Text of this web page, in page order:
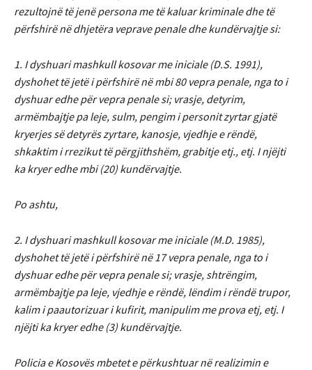
rezultojnë të jenë persona me të kaluar kriminale dhe të
përfshirë në dhjetëra veprave penale dhe kundërvajtje si:
1. I dyshuari mashkull kosovar me iniciale (D.S. 1991),
dyshohet të jetë i përfshirë në mbi 80 vepra penale, nga to i
dyshuar edhe për vepra penale si; vrasje, detyrim,
armëmbajtje pa leje, sulm, pengim i personit zyrtar gjatë
kryerjes së detyrës zyrtare, kanosje, vjedhje e rëndë,
shkaktim i rrezikut të përgjithshëm, grabitje etj., etj. I njëjti
ka kryer edhe mbi (20) kundërvajtje.
Po ashtu,
2. I dyshuari mashkull kosovar me iniciale (M.D. 1985),
dyshohet të jetë i përfshirë në 17 vepra penale, nga to i
dyshuar edhe për vepra penale si; vrasje, shtrëngim,
armëmbajtje pa leje, vjedhje e rëndë, lëndim i rëndë trupor,
kalim i paautorizuar i kufirit, manipulim me prova etj, etj. I
njëjti ka kryer edhe (3) kundërvajtje.
Policia e Kosovës mbetet e përkushtuar në realizimin e